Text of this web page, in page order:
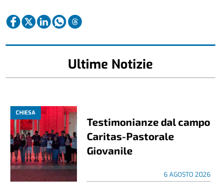
Ultime Notizie
CHIESA
Testimonianze dal campo
Caritas-Pastorale
Giovanile
6 AGOSTO 2026